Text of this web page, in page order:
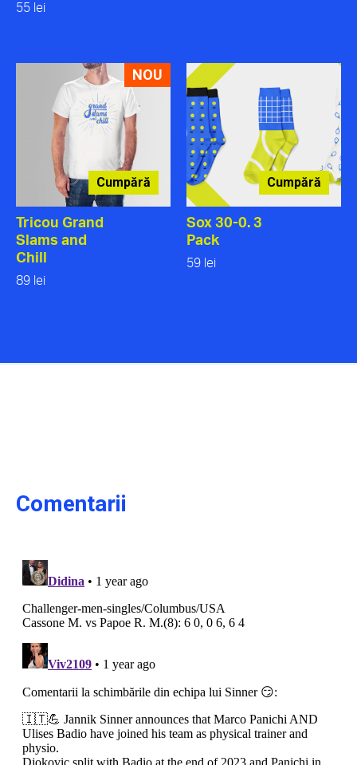
55 lei
NOU
Cumpără
Tricou Grand
Slams and
Chill
89 lei
Cumpără
Sox 30-0. 3
Pack
59 lei
Comentarii